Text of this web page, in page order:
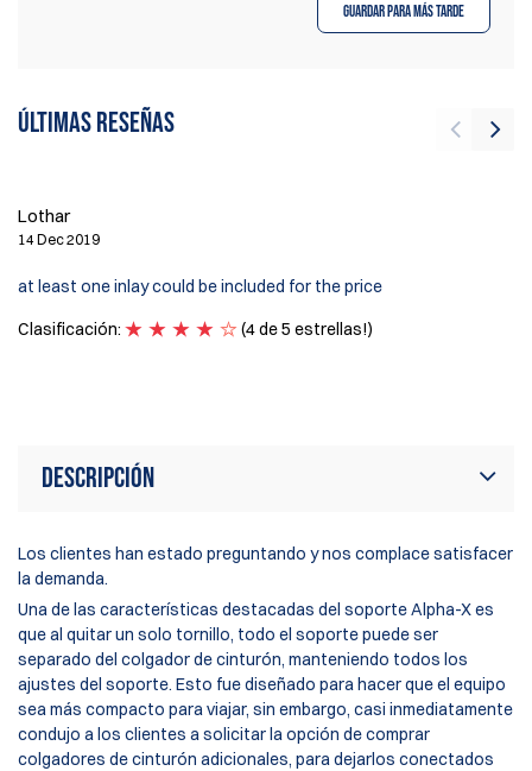
Guardar para más tarde
Últimas reseñas
Lothar
14 Dec 2019
at least one inlay could be included for the price
Clasificación:
(4 de 5 estrellas!)
Descripción
Los clientes han estado preguntando y nos complace satisfacer
la demanda.
Una de las características destacadas del soporte Alpha-X es
que al quitar un solo tornillo, todo el soporte puede ser
separado del colgador de cinturón, manteniendo todos los
ajustes del soporte. Esto fue diseñado para hacer que el equipo
sea más compacto para viajar, sin embargo, casi inmediatamente
condujo a los clientes a solicitar la opción de comprar
colgadores de cinturón adicionales, para dejarlos conectados